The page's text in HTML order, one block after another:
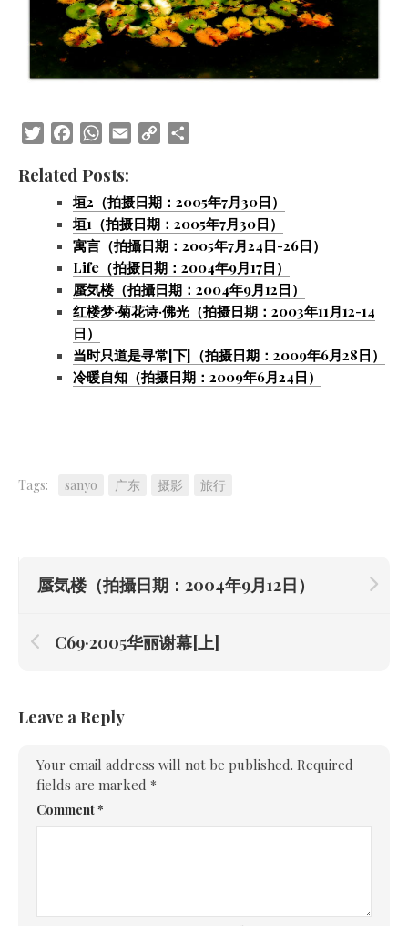
TwitterFacebookWhatsApp
Email Copy
Related Posts:
垣2（拍摄日期：2005年7月30日）
垣1（拍摄日期：2005年7月30日）
寓言（拍攝日期：2005年7月24日-26日）
Life（拍摄日期：2004年9月17日）
蜃気楼（拍攝日期：2004年9月12日）
红楼梦·菊花诗·佛光（拍摄日期：2003年11月12-14
日）
当时只道是寻常[下]（拍摄日期：2009年6月28日）
冷暖自知（拍摄日期：2009年6月24日）
Tags: sanyo 广东 摄影 旅行
蜃気楼（拍攝日期：2004年9月12日）
C69·2005华丽谢幕[上]
Leave a Reply
Your email address will not be published. Required
fields are marked *
Comment*